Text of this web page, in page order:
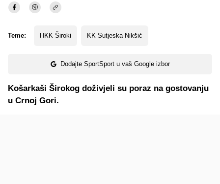
Teme: HKK Široki KK Sutjeska Nikšić
Dodajte SportSport u vaš Google izbor
Košarkaši Širokog doživjeli su poraz na gostovanju
u Crnoj Gori.